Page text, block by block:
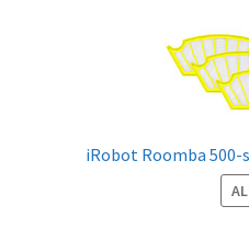
iRobot Roomba